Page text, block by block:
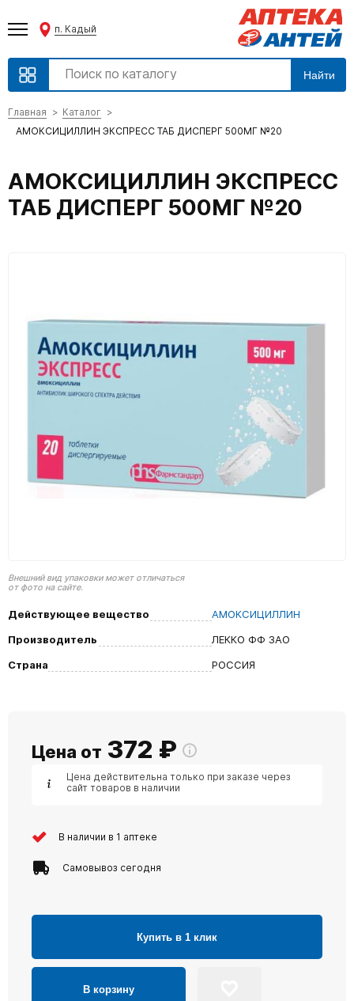
п. Кадый
Найти
Главная
Каталог
АМОКСИЦИЛЛИН ЭКСПРЕСС ТАБ ДИСПЕРГ 500МГ №20
АМОКСИЦИЛЛИН ЭКСПРЕСС
ТАБ ДИСПЕРГ 500МГ №20
Внешний вид упаковки может отличаться
от фото на сайте.
Действующее вещество
АМОКСИЦИЛЛИН
Производитель
ЛЕККО ФФ ЗАО
Страна
РОССИЯ
Цена от 372 ₽
Цена действительна только при заказе через
сайт товаров в наличии
В наличии в 1 аптеке
Самовывоз сегодня
Купить в 1 клик
В корзину